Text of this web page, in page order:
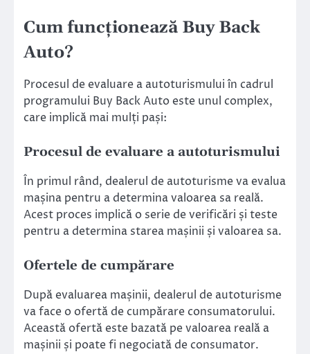
Cum funcționează Buy Back
Auto?
Procesul de evaluare a autoturismului în cadrul
programului Buy Back Auto este unul complex,
care implică mai mulți pași:
Procesul de evaluare a autoturismului
În primul rând, dealerul de autoturisme va evalua
mașina pentru a determina valoarea sa reală.
Acest proces implică o serie de verificări și teste
pentru a determina starea mașinii și valoarea sa.
Ofertele de cumpărare
După evaluarea mașinii, dealerul de autoturisme
va face o ofertă de cumpărare consumatorului.
Această ofertă este bazată pe valoarea reală a
mașinii și poate fi negociată de consumator.